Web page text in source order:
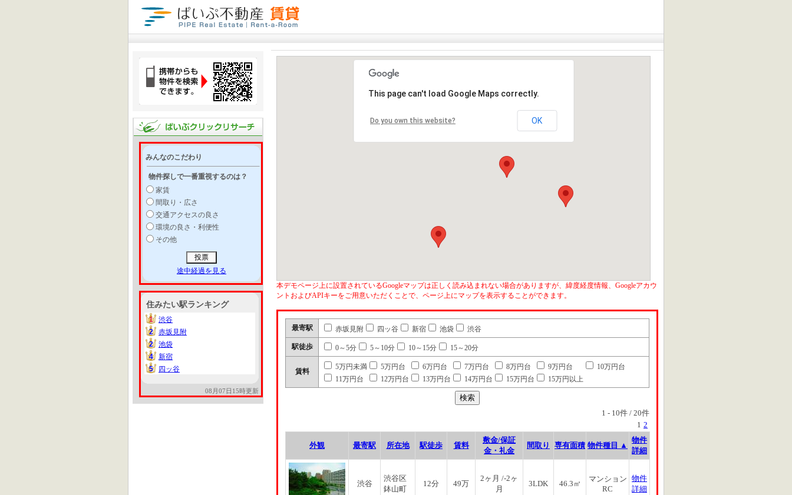
みんなのこだわり
物件探しで一番重視するのは？
家賃
間取り・広さ
交通アクセスの良さ
環境の良さ・利便性
その他
途中経過を見る
住みたい駅ランキング
1
1
渋谷
2
2
赤坂見附
2
2
池袋
4
4
新宿
5
5 四ッ谷
08月07日15時更新
This page can't load Google Maps correctly.
Do you own this website? OK
本デモページ上に設置されているGoogleマップは正しく読み込まれない場合がありますが、緯度経度情報、Googleアカウ
ントおよびAPIキーをご用意いただくことで、ページ上にマップを表示することができます。
最寄駅 赤坂見附 四ッ谷 新宿 池袋 渋谷
駅徒歩 0～5分 5～10分 10～15分 15～20分
賃料
5万円未満 5万円台 6万円台 7万円台 8万円台 9万円台
10万円台
11万円台
12万円台 13万円台 14万円台 15万円台 15万円以上
1 - 10件 / 20件
1 2
外観 最寄駅 所在地 駅徒歩 賃料
敷金/保証
金・礼金
間取り 専有面積 物件種目 ▲
物件
詳細
渋谷
渋谷区
鉢山町
12分 49万
2ヶ月 /-2ヶ
月
3LDK 46.3㎡
マンション
RC
物件
詳細